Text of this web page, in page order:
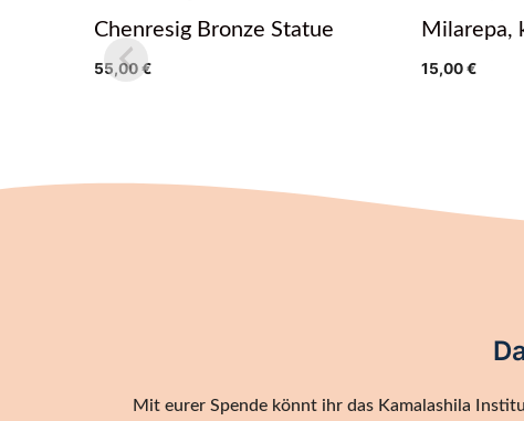
Chenresig Bronze Statue
55,00€
Milarepa,
15,00€
Mit eurer Spende könnt ihr das Kamalashila